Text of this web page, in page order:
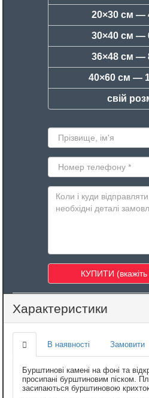
20×30 см —
30×40 см —
36×48 см —
40×60 см —
свій
Характеристики
В наявності Замовити
Бурштинові камені на фоні та
просипані бурштиновим піском.
засипаються бурштиновою